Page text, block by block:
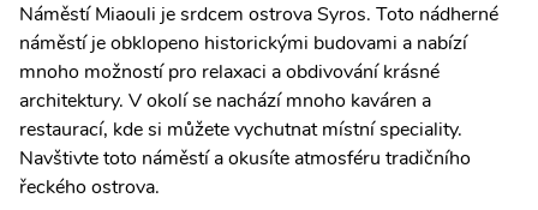
Náměstí Miaouli je srdcem ostrova Syros. Toto nádherné
náměstí je obklopeno historickými budovami a nabízí
mnoho možností pro relaxaci a obdivování krásné
architektury. V okolí se nachází mnoho kaváren a
restaurací, kde si můžete vychutnat místní speciality.
Navštivte toto náměstí a okusíte atmosféru tradičního
řeckého ostrova.